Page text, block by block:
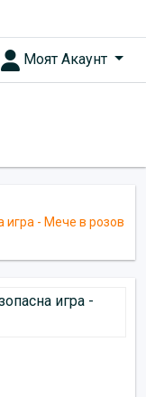
Моят Акаунт
игра - Мече в розов